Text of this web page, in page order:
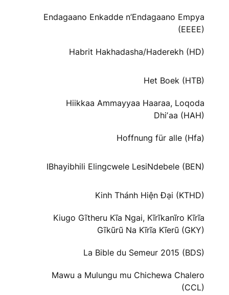
Endagaano Enkadde n’Endagaano Empya
(EEEE)
Habrit Hakhadasha/Haderekh (HD)
Het Boek (HTB)
Hiikkaa Ammayyaa Haaraa, Loqoda
Dhiʼaa (HAH)
Hoffnung für alle (Hfa)
IBhayibhili Elingcwele LesiNdebele (BEN)
Kinh Thánh Hiện Đại (KTHD)
Kiugo Gĩtheru Kĩa Ngai, Kĩrĩkanĩro Kĩrĩa
Gĩkũrũ Na Kĩrĩa Kĩerũ (GKY)
La Bible du Semeur 2015 (BDS)
Mawu a Mulungu mu Chichewa Chalero
(CCL)